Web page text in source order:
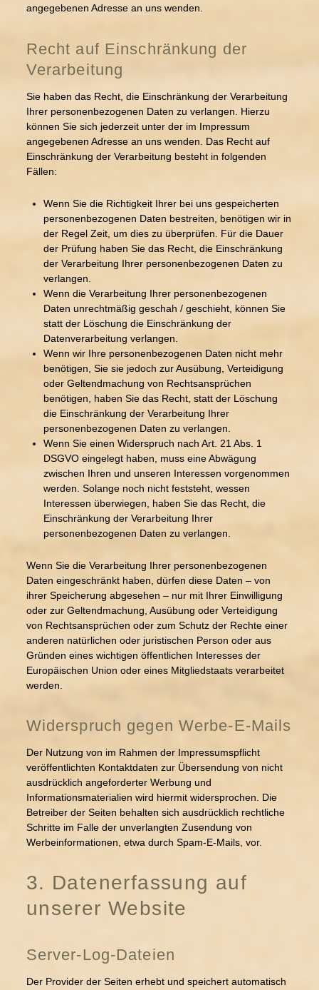
angegebenen Adresse an uns wenden.
Recht auf Einschränkung der
Verarbeitung
Sie haben das Recht, die Einschränkung der Verarbeitung
Ihrer personenbezogenen Daten zu verlangen. Hierzu
können Sie sich jederzeit unter der im Impressum
angegebenen Adresse an uns wenden. Das Recht auf
Einschränkung der Verarbeitung besteht in folgenden
Fällen:
Wenn Sie die Richtigkeit Ihrer bei uns gespeicherten
personenbezogenen Daten bestreiten, benötigen wir in
der Regel Zeit, um dies zu überprüfen. Für die Dauer
der Prüfung haben Sie das Recht, die Einschränkung
der Verarbeitung Ihrer personenbezogenen Daten zu
verlangen.
Wenn die Verarbeitung Ihrer personenbezogenen
Daten unrechtmäßig geschah / geschieht, können Sie
statt der Löschung die Einschränkung der
Datenverarbeitung verlangen.
Wenn wir Ihre personenbezogenen Daten nicht mehr
benötigen, Sie sie jedoch zur Ausübung, Verteidigung
oder Geltendmachung von Rechtsansprüchen
benötigen, haben Sie das Recht, statt der Löschung
die Einschränkung der Verarbeitung Ihrer
personenbezogenen Daten zu verlangen.
Wenn Sie einen Widerspruch nach Art. 21 Abs. 1
DSGVO eingelegt haben, muss eine Abwägung
zwischen Ihren und unseren Interessen vorgenommen
werden. Solange noch nicht feststeht, wessen
Interessen überwiegen, haben Sie das Recht, die
Einschränkung der Verarbeitung Ihrer
personenbezogenen Daten zu verlangen.
Wenn Sie die Verarbeitung Ihrer personenbezogenen
Daten eingeschränkt haben, dürfen diese Daten – von
ihrer Speicherung abgesehen – nur mit Ihrer Einwilligung
oder zur Geltendmachung, Ausübung oder Verteidigung
von Rechtsansprüchen oder zum Schutz der Rechte einer
anderen natürlichen oder juristischen Person oder aus
Gründen eines wichtigen öffentlichen Interesses der
Europäischen Union oder eines Mitgliedstaats verarbeitet
werden.
Widerspruch gegen Werbe-E-Mails
Der Nutzung von im Rahmen der Impressumspflicht
veröffentlichten Kontaktdaten zur Übersendung von nicht
ausdrücklich angeforderter Werbung und
Informationsmaterialien wird hiermit widersprochen. Die
Betreiber der Seiten behalten sich ausdrücklich rechtliche
Schritte im Falle der unverlangten Zusendung von
Werbeinformationen, etwa durch Spam-E-Mails, vor.
3. Datenerfassung auf
unserer Website
Server-Log-Dateien
Der Provider der Seiten erhebt und speichert automatisch